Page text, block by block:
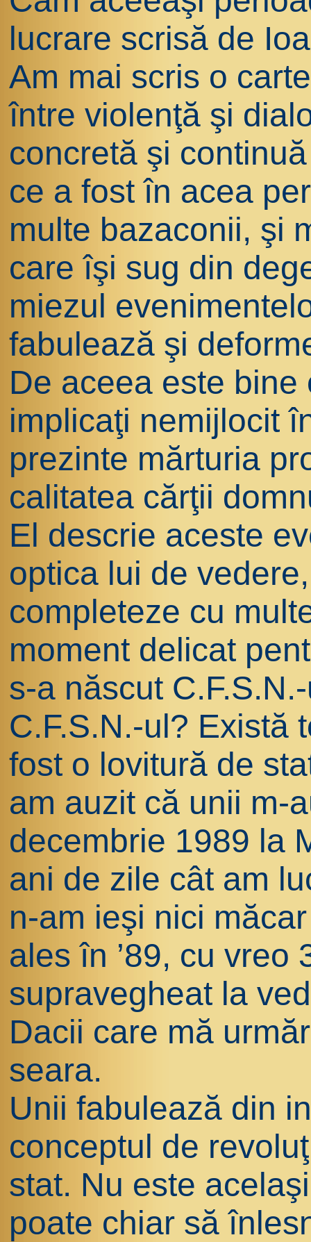
lucrare scrisă de
Am mai scris o
între violenţă şi
concretă şi
ce a fost în acea
multe bazaconii, şi
care îşi sug din
miezul
fabulează şi
De aceea este
implicaţi nemijlocit
prezinte mărturia
calitatea cărţii
El descrie aceste
optica lui de
completeze cu
moment delicat
s-a născut
C.F.S.N.-ul? Există
fost o lovitură de
am auzit că unii m-
decembrie 1989 la
ani de zile cât am
n-am ieşi nici
ales în ’89, cu vreo
supravegheat la
Dacii care mă
seara.
Unii fabulează din
conceptul de
stat. Nu este
poate chiar să